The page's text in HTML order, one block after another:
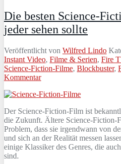
Die besten Science-
jeder sehen sollte
Veröffentlicht von Wilfred Lindo
Instant Video, Filme & Serien, Fire
Science-Fiction-Filme, Blockbuster,
Kommentar
Der Science-Fiction-Film ist
die Zukunft. Ältere Science-Fiction-
Problem, dass sie irgendwann von
und sich an der Realität messen
einige Klassiker des Genres, die
sind.